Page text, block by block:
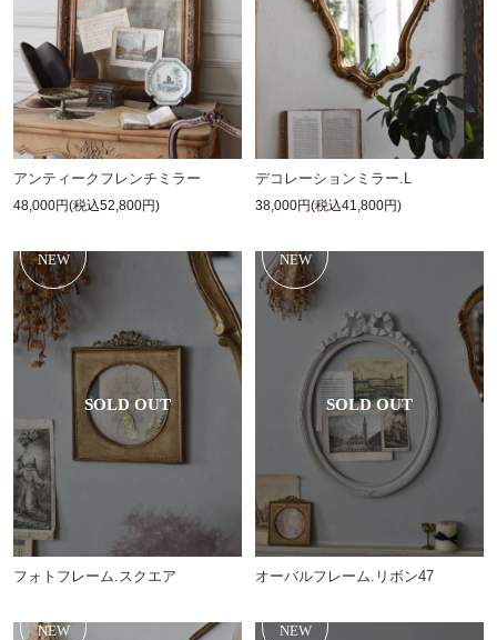
アンティークフレンチミラー
48,000円(税込52,800円)
デコレーションミラー.L
38,000円(税込41,800円)
フォトフレーム.スクエア
NEW
オーバルフレーム.リボン47
NEW
NEW NEW